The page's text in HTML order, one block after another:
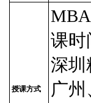
授课方式
课时
深圳
广